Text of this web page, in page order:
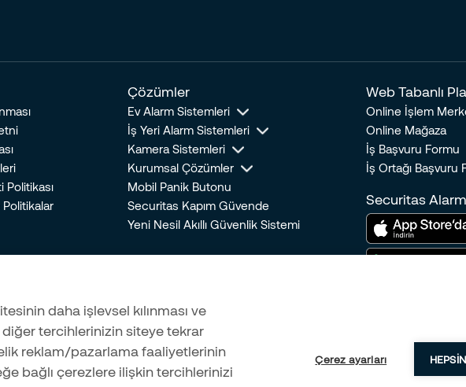
Çözümler
Ev Alarm Sistemleri
İş Yeri Alarm Sistemleri
Kamera Sistemleri
Kurumsal Çözümler
Mobil Panik Butonu
Securitas Kapım Güvende
Yeni Nesil Akıllı Güvenlik Sistemi
Web Tabanlı
Online İşlem
Online Mağaza
İş Başvuru Formu
İş Ortağı Başvuru
Securitas
daha işlevsel kılınması ve
tercihlerinizin siteye tekrar
reklam/pazarlama faaliyetlerinin
bağlı çerezlere ilişkin tercihlerinizi
Çerez ayarları